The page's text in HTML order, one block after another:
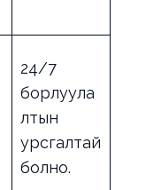
24/7
борлуула
лтын
урсгалтай
болно.